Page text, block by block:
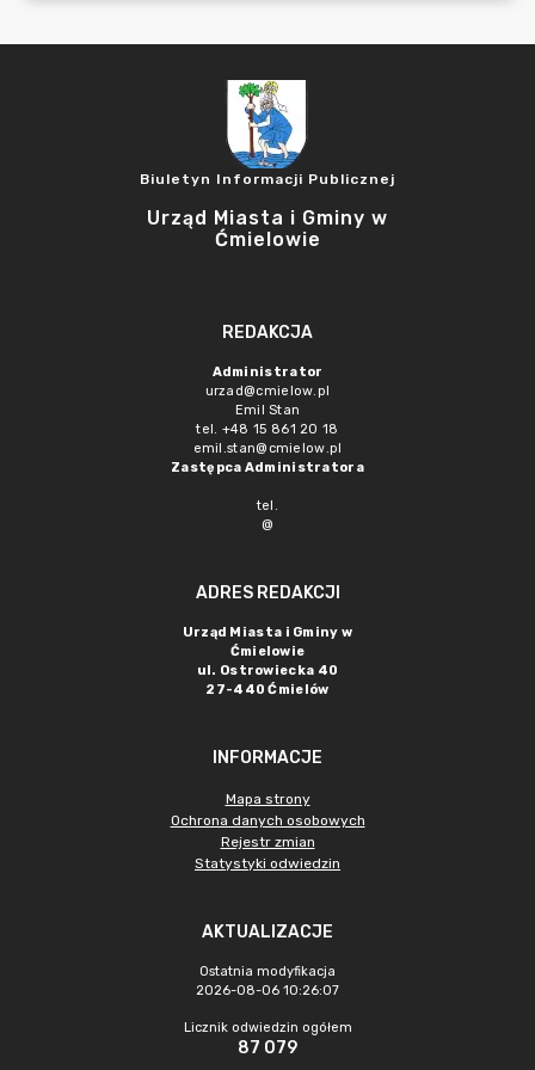
Biuletyn Informacji Publicznej
Urząd Miasta i Gminy w
Ćmielowie
REDAKCJA
Administrator
urzad@cmielow.pl
Emil Stan
tel. +48 15 861 20 18
emil.stan@cmielow.pl
Zastępca Administratora
tel.
@
ADRES REDAKCJI
Urząd Miasta i Gminy w
Ćmielowie
ul. Ostrowiecka 40
27-440 Ćmielów
INFORMACJE
Mapa strony
Ochrona danych osobowych
Rejestr zmian
Statystyki odwiedzin
AKTUALIZACJE
Ostatnia modyfikacja
2026-08-06 10:26:07
Licznik odwiedzin ogółem
87 079